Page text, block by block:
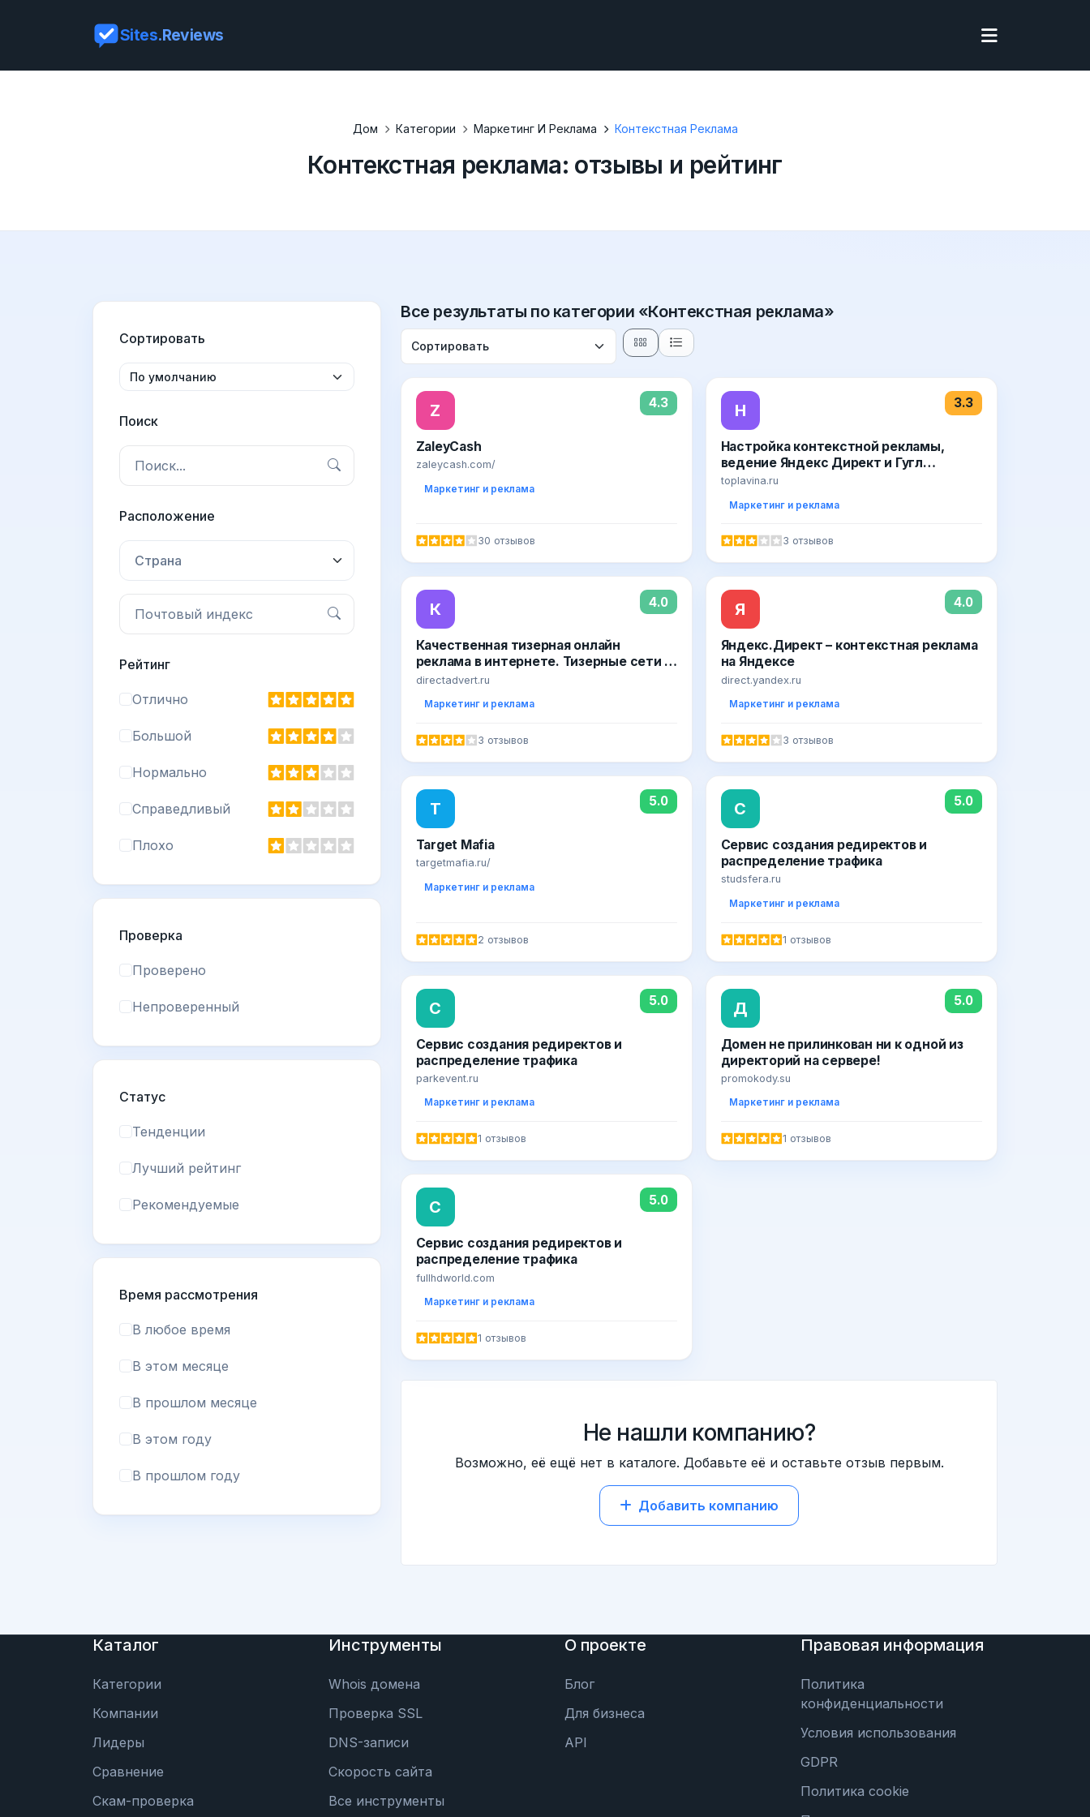
Sites.Reviews
Дом Категории Маркетинг И Реклама Контекстная Реклама
Контекстная реклама: отзывы и рейтинг
Сортировать
Поиск
Расположение
Страна
Рейтинг
Отлично
Большой
Нормально
Справедливый
Плохо
Проверка
Проверено
Непроверенный
Статус
Тенденции
Лучший рейтинг
Рекомендуемые
Время рассмотрения
В любое время
В этом месяце
В прошлом месяце
В этом году
В прошлом году
Все результаты по категории «Контекстная реклама»
Z 4.3
ZaleyCash
zaleycash.com/
Маркетинг и реклама
30 отзывов
Н 3.3
Настройка контекстной рекламы,
ведение Яндекс Директ и Гугл
Адвордс, создание сайтов
toplavina.ru
Маркетинг и реклама
3 отзывов
К 4.0
Качественная тизерная онлайн
реклама в интернете. Тизерные сети ―
эффективная директ реклама от
directadvert.ru
Маркетинг и реклама
3 отзывов
Я 4.0
Яндекс.Директ – контекстная реклама
на Яндексе
direct.yandex.ru
Маркетинг и реклама
3 отзывов
T 5.0
Target Mafia
targetmafia.ru/
Маркетинг и реклама
2 отзывов
С 5.0
Сервис создания редиректов и
распределение трафика
studsfera.ru
Маркетинг и реклама
1 отзывов
С 5.0
Сервис создания редиректов и
распределение трафика
parkevent.ru
Маркетинг и реклама
1 отзывов
Д 5.0
Домен не прилинкован ни к одной из
директорий на сервере!
promokody.su
Маркетинг и реклама
1 отзывов
С 5.0
Сервис создания редиректов и
распределение трафика
fullhdworld.com
Маркетинг и реклама
1 отзывов
Не нашли компанию?
Возможно, её ещё нет в каталоге. Добавьте её и оставьте отзыв первым.
Добавить компанию
Каталог
Категории
Компании
Лидеры
Сравнение
Скам-проверка
Инструменты
Whois домена
Проверка SSL
DNS-записи
Скорость сайта
Все инструменты
О проекте
Блог
Для бизнеса
API
Правовая информация
Политика
конфиденциальности
Условия использования
GDPR
Политика cookie